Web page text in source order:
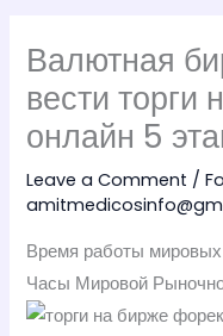
Валютная
вести торги
онлайн 5
Leave a Comment /
Время работы
Часы Мировой